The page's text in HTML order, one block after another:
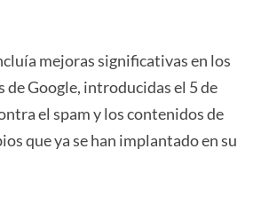
mejoras significativas en los
de Google, introducidas el 5 de
el spam y los contenidos de
que ya se han implantado en su